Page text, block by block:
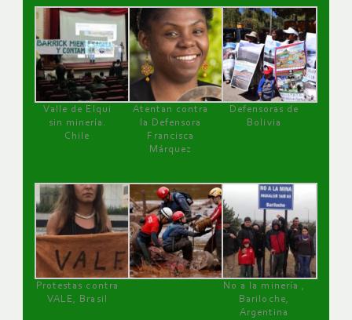
Valle de Elqui
sin minería.
Chile
Atentan contra
la Defensora
Francisca
Márquez
Defensoras de
Bolivia
Protestas contra
VALE, Brasil
No a la minería ,
Bariloche,
Argentina